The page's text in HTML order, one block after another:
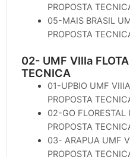
PROPOSTA
05-MAIS BRASIL
PROPOSTA
02- UMF VIIIa
TECNICA
01-UPBIO UMF
PROPOSTA
02-GO FLORESTAL
PROPOSTA
03- ARAPUA UMF
PROPOSTA